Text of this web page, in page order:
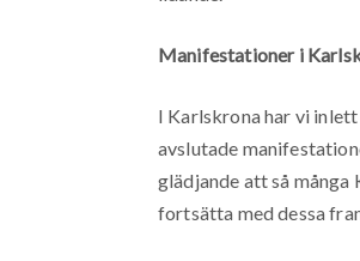
Manifestationer i
I Karlskrona har vi
avslutade
glädjande att så
fortsätta med dessa